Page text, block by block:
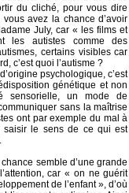
du cliché, pour vous dire
avez la chance d’avoir
July, car « les films et
les autistes comme des
certains visibles car
c’est quoi l’autisme ?
psychologique, c’est
génétique et non
sensorielle, un mode de
sans la maîtrise
ont par exemple du mal à
saisir le sens de ce qui est
semble d’une grande
car « on ne guérit
de l’enfant », d’où